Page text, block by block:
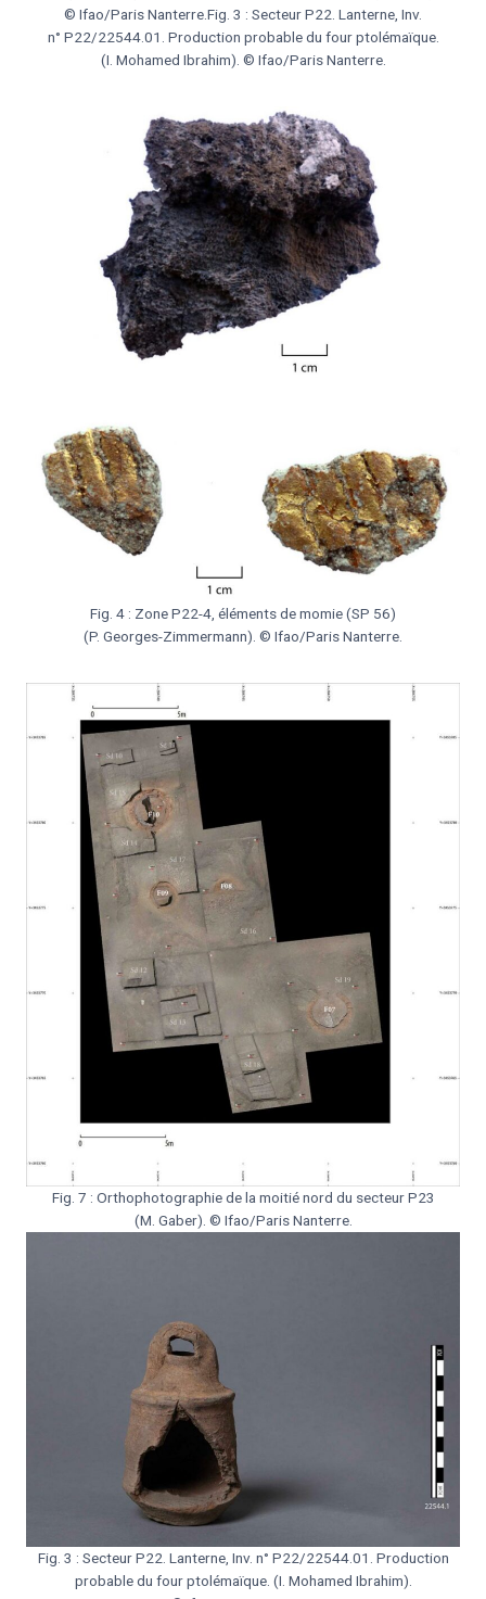
© Ifao/Paris Nanterre.Fig. 3 : Secteur P22. Lanterne, Inv.
n° P22/22544.01. Production probable du four ptolémaïque.
(I. Mohamed Ibrahim). © Ifao/Paris Nanterre.
Fig. 4 : Zone P22-4, éléments de momie (SP 56)
(P. Georges-Zimmermann). © Ifao/Paris Nanterre.
Fig. 7 : Orthophotographie de la moitié nord du secteur P23
(M. Gaber). © Ifao/Paris Nanterre.
Fig. 3 : Secteur P22. Lanterne, Inv. n° P22/22544.01. Production
probable du four ptolémaïque. (I. Mohamed Ibrahim).